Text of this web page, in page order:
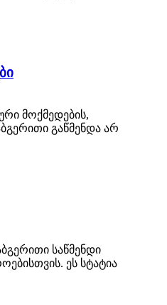
მოქმედების,
გაწმენდა არ
საწმენდი
ეს სტატია